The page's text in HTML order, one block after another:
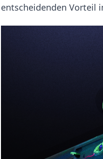
entscheidenden Vorteil